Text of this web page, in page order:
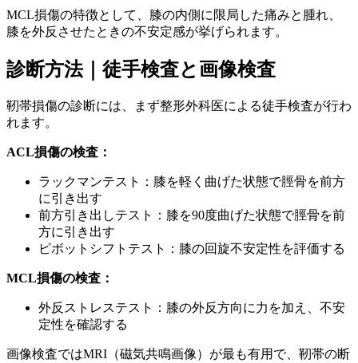
MCL損傷の特徴として、膝の内側に限局した痛みと腫れ、
膝を外反させたときの不安定感が挙げられます。
診断方法｜徒手検査と画像検査
靭帯損傷の診断には、まず整形外科医による徒手検査が行わ
れます。
ACL損傷の検査：
ラックマンテスト：膝を軽く曲げた状態で脛骨を前方
に引き出す
前方引き出しテスト：膝を90度曲げた状態で脛骨を前
方に引き出す
ピボットシフトテスト：膝の回旋不安定性を評価する
MCL損傷の検査：
外反ストレステスト：膝の外反方向に力を加え、不安
定性を確認する
画像検査ではMRI（磁気共鳴画像）が最も有用で、靭帯の断